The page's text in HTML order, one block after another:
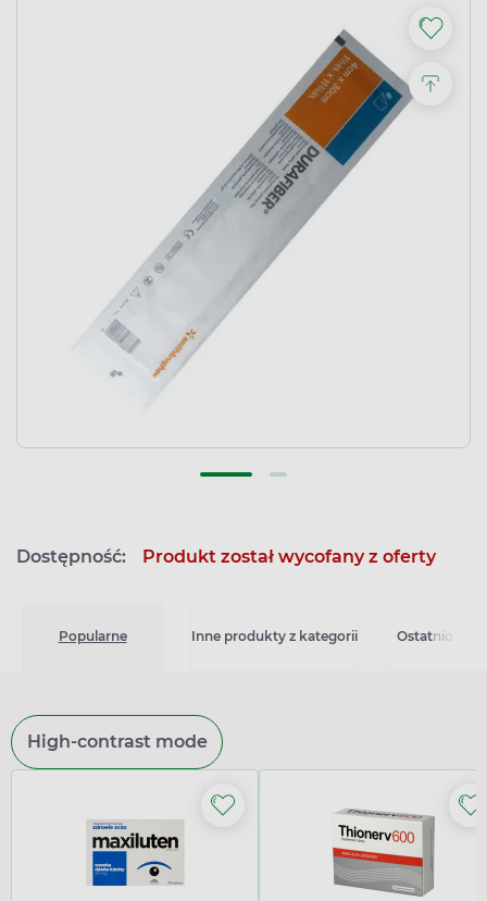
Dostępność: Produkt został wycofany z oferty
Popularne Inne produkty z kategorii Ostatnio
High-contrast mode